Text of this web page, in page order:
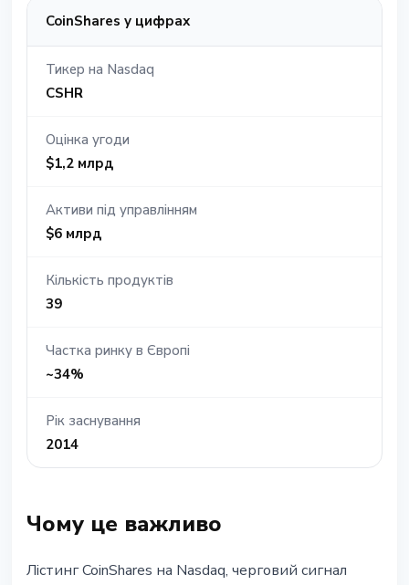
CoinShares у цифрах
Тикер на Nasdaq
CSHR
Оцінка угоди
$1,2 млрд
Активи під управлінням
$6 млрд
Кількість продуктів
39
Частка ринку в Європі
~34%
Рік заснування
2014
Чому це важливо
Лістинг CoinShares на Nasdaq, черговий сигнал